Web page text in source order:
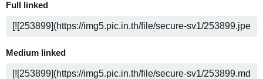
Full linked
Medium linked